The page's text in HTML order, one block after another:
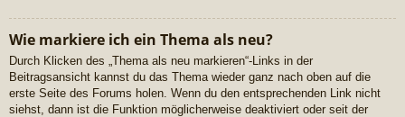
Wie markiere ich ein Thema als neu?
Durch Klicken des „Thema als neu markieren“-Links in der
Beitragsansicht kannst du das Thema wieder ganz nach oben auf die
erste Seite des Forums holen. Wenn du den entsprechenden Link nicht
siehst, dann ist die Funktion möglicherweise deaktiviert oder seit der